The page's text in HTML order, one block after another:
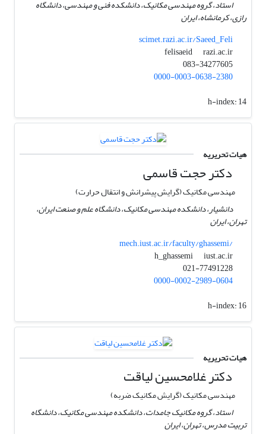
استاد، گروه مهندسی مکانیک، دانشکده فنی و مهندسی، دانشگاه
رازی، کرمانشاه، ایران
scimet.razi.ac.ir/Saeed_Feli
felisaeid
razi.ac.ir
083-34277605
0000-0003-0638-2380
h-index:14
هیات تحریریه
دکتر حجت قاسمی
مهندسی مکانیک (گرایش پیشرانش و انتقال حرارت)
دانشیار، دانشکده مهندسی مکانیک، دانشگاه علم و صنعت ایران،
تهران، ایران
mech.iust.ac.ir/faculty/ghassemi/
h_ghassemi
iust.ac.ir
021-77491228
0000-0002-2989-0604
h-index:16
هیات تحریریه
دکتر غلامحسین لیاقت
مهندسی مکانیک (گرایش مکانیک ضربه)
استاد، گروه مکانیک جامدات، دانشکده مهندسی مکانیک، دانشگاه
تربیت مدرس، تهران، ایران